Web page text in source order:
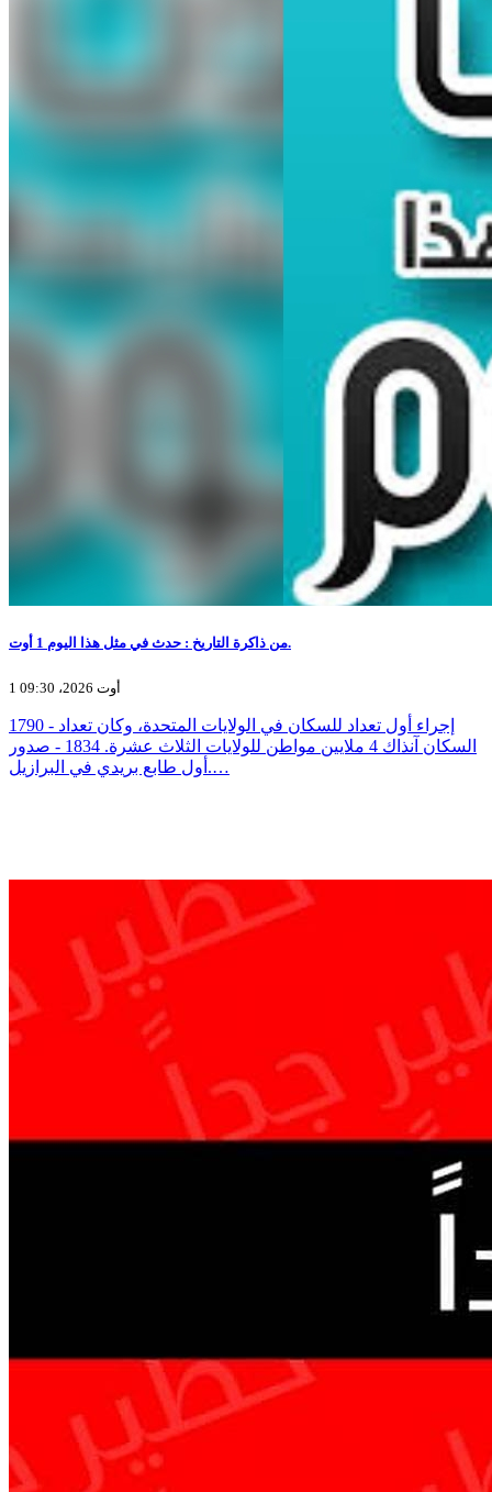
من ذاكرة التاريخ : حدث في مثل هذا اليوم 1 أوت.
1 أوت 2026، 09:30
1790 - إجراء أول تعداد للسكان في الولايات المتحدة، وكان تعداد
السكان آنذاك 4 ملايين مواطن للولايات الثلاث عشرة. 1834 - صدور
أول طابع بريدي في البرازيل.…